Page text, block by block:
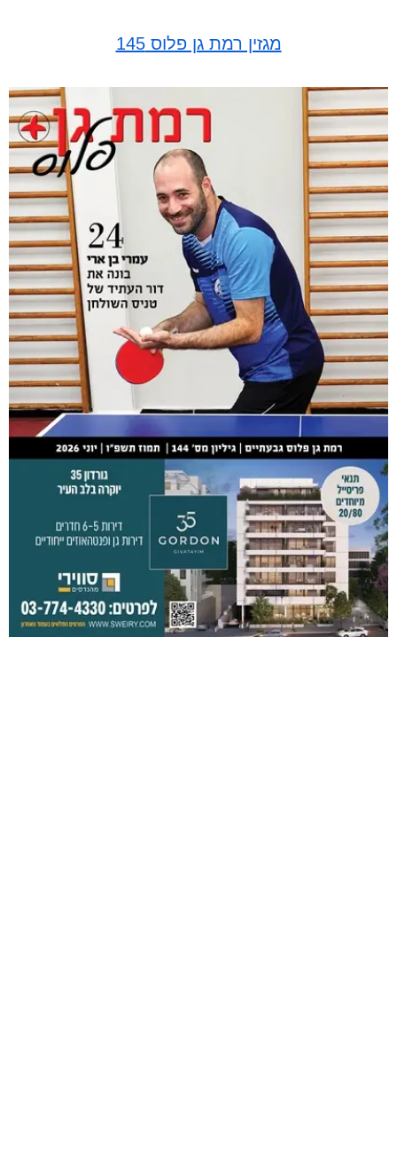
מגזין רמת גן פלוס 145